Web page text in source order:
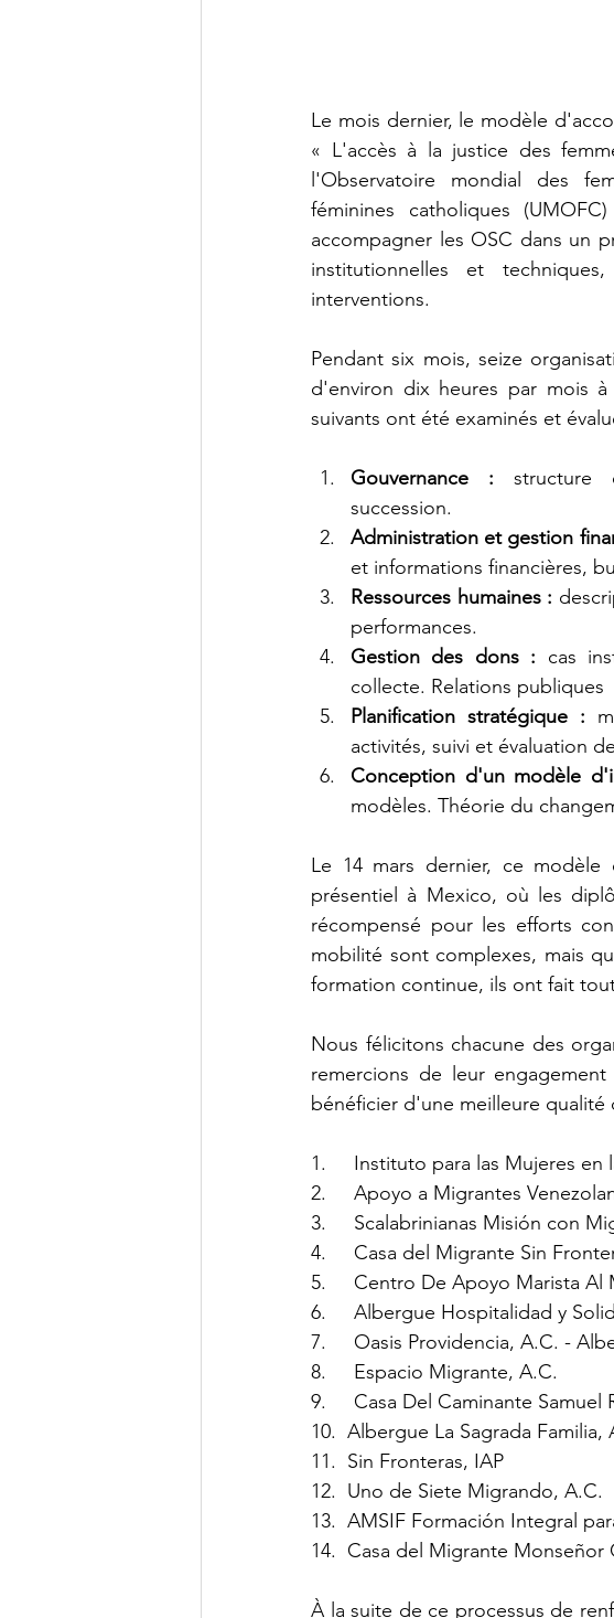
Le mois dernier, le modèle
« L'accès à la justice des
l'Observatoire mondial des
féminines catholiques
accompagner les OSC dans un
institutionnelles et
interventions.
Pendant six mois, seize
d'environ dix heures par mois
suivants ont été examinés et
Gouvernance : structure
succession.
Administration et gestion
et informations financières,
Ressources humaines :
performances.
Gestion des dons : cas
collecte. Relations publiques
Planification stratégique :
activités, suivi et évaluation
Conception d'un modèle
modèles. Théorie du
Le 14 mars dernier, ce modèle
présentiel à Mexico, où les
récompensé pour les efforts
mobilité sont complexes, mais
formation continue, ils ont fait
Nous félicitons chacune des
remercions de leur
bénéficier d'une meilleure qualité
1.     Instituto para las Mujeres
2.     Apoyo a Migrantes
3.     Scalabrinianas Misión con
4.     Casa del Migrante Sin
5.     Centro De Apoyo Marista
6.     Albergue Hospitalidad y
7.     Oasis Providencia, A.C. -
8.     Espacio Migrante, A.C.
9.     Casa Del Caminante
10.  Albergue La Sagrada Familia,
11.  Sin Fronteras, IAP
12.  Uno de Siete Migrando, A.C.
13.  AMSIF Formación Integral
14.  Casa del Migrante Monseñor
À la suite de ce processus de